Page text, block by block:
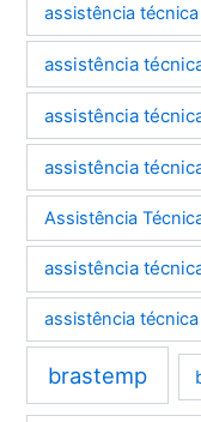
assistência
assistência
assistência
assistência
Assistência
assistência
assistência
brastemp